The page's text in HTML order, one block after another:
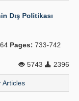
Dış Politikası
Pages: 733-742
5743
2396
Articles